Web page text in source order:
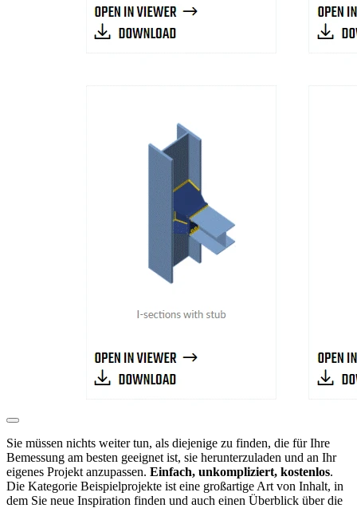
Sie müssen nichts weiter tun, als diejenige zu finden, die für Ihre
Bemessung am besten geeignet ist, sie herunterzuladen und an Ihr
eigenes Projekt anzupassen. Einfach, unkompliziert, kostenlos.
Die Kategorie Beispielprojekte ist eine großartige Art von Inhalt, in
dem Sie neue Inspiration finden und auch einen Überblick über die